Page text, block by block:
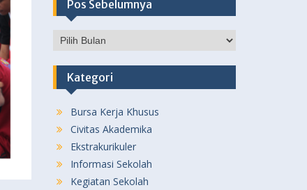
Pos Sebelumnya
Pos
Kategori
Bursa Kerja Khusus
Civitas Akademika
Ekstrakurikuler
Informasi Sekolah
Kegiatan Sekolah